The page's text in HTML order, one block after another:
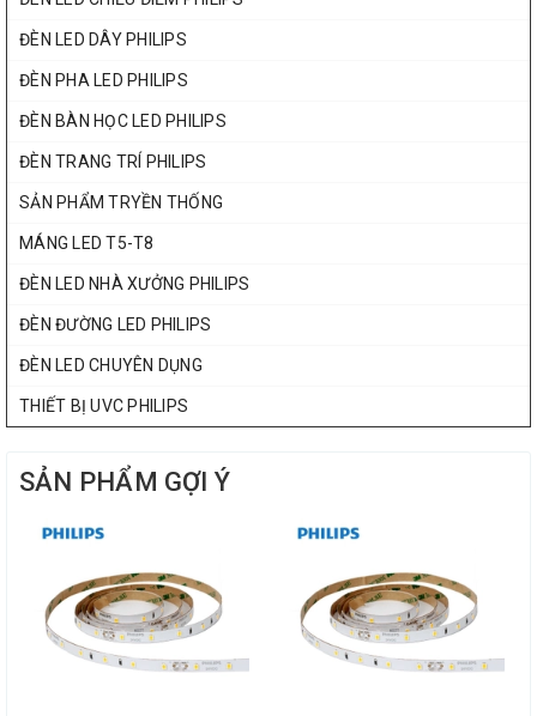
ĐÈN LED DÂY PHILIPS
ĐÈN PHA LED PHILIPS
ĐÈN BÀN HỌC LED PHILIPS
ĐÈN TRANG TRÍ PHILIPS
SẢN PHẨM TRYỀN THỐNG
MÁNG LED T5-T8
ĐÈN LED NHÀ XƯỞNG PHILIPS
ĐÈN ĐƯỜNG LED PHILIPS
ĐÈN LED CHUYÊN DỤNG
THIẾT BỊ UVC PHILIPS
SẢN PHẨM GỢI Ý